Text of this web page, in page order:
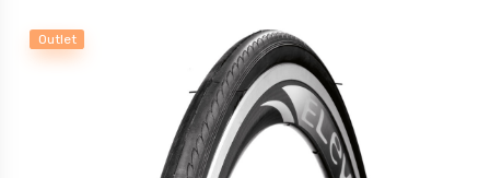
Outlet